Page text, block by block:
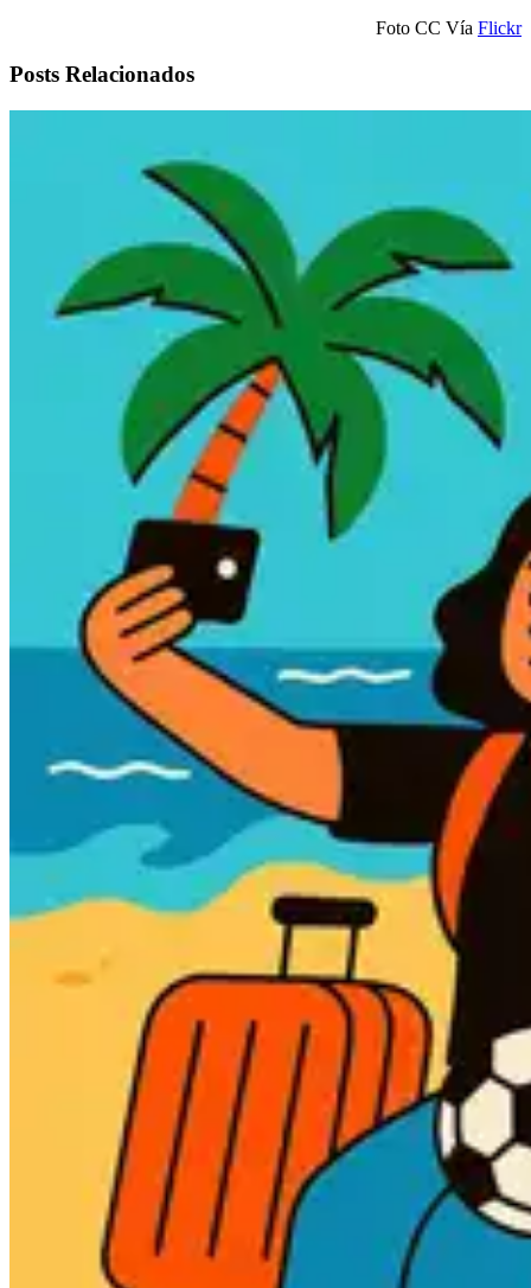
Foto CC Vía Flickr
Posts Relacionados